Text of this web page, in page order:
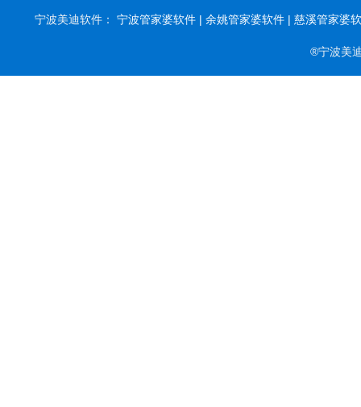
宁波美迪软件： 宁波管家婆软件 | 余姚管家婆软件 | 慈溪管家婆
®宁波美